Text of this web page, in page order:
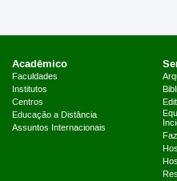
Acadêmico
Faculdades
Institutos
Centros
Educação a Distância
Assuntos Internacionais